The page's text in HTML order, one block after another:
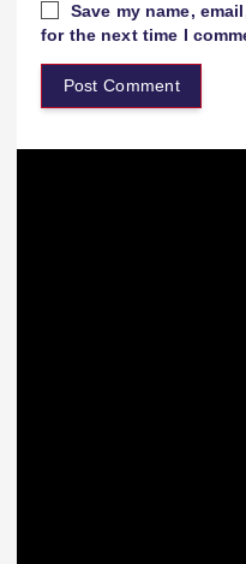
Save my name,
for the next time I